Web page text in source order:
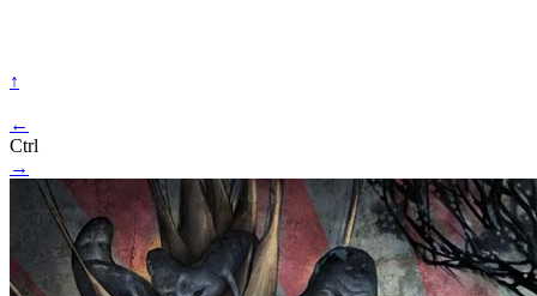
↑
←
Ctrl
→